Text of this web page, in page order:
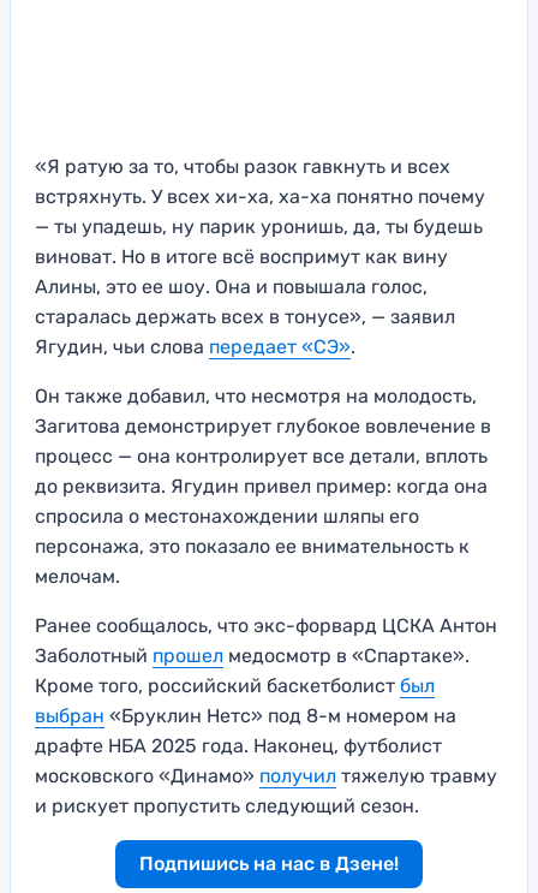
«Я ратую за то, чтобы разок гавкнуть и всех
встряхнуть. У всех хи-ха, ха-ха понятно почему
— ты упадешь, ну парик уронишь, да, ты будешь
виноват. Но в итоге всё воспримут как вину
Алины, это ее шоу. Она и повышала голос,
старалась держать всех в тонусе», — заявил
Ягудин, чьи слова передает «СЭ».
Он также добавил, что несмотря на молодость,
Загитова демонстрирует глубокое вовлечение в
процесс — она контролирует все детали, вплоть
до реквизита. Ягудин привел пример: когда она
спросила о местонахождении шляпы его
персонажа, это показало ее внимательность к
мелочам.
Ранее сообщалось, что экс-форвард ЦСКА Антон
Заболотный прошел медосмотр в «Спартаке».
Кроме того, российский баскетболист был
выбран «Бруклин Нетс» под 8-м номером на
драфте НБА 2025 года. Наконец, футболист
московского «Динамо» получил тяжелую травму
и рискует пропустить следующий сезон.
Подпишись на нас в Дзене!